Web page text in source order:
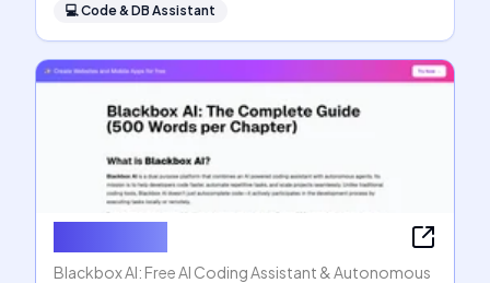
💻Code & DB Assistant
Blackbox AI: Free AI Coding Assistant & Autonomous